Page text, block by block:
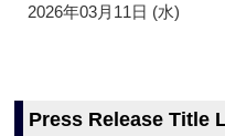
2026年03月11日 (水)
Press Release Title